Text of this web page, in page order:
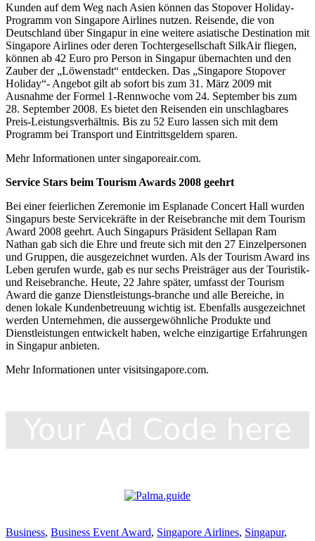
Kunden auf dem Weg nach Asien können das Stopover Holiday-
Programm von Singapore Airlines nutzen. Reisende, die von
Deutschland über Singapur in eine weitere asiatische Destination mit
Singapore Airlines oder deren Tochtergesellschaft SilkAir fliegen,
können ab 42 Euro pro Person in Singapur übernachten und den
Zauber der „Löwenstadt“ entdecken. Das „Singapore Stopover
Holiday“- Angebot gilt ab sofort bis zum 31. März 2009 mit
Ausnahme der Formel 1-Rennwoche vom 24. September bis zum
28. September 2008. Es bietet den Reisenden ein unschlagbares
Preis-Leistungsverhältnis. Bis zu 52 Euro lassen sich mit dem
Programm bei Transport und Eintrittsgeldern sparen.
Mehr Informationen unter singaporeair.com.
Service Stars beim Tourism Awards 2008 geehrt
Bei einer feierlichen Zeremonie im Esplanade Concert Hall wurden
Singapurs beste Servicekräfte in der Reisebranche mit dem Tourism
Award 2008 geehrt. Auch Singapurs Präsident Sellapan Ram
Nathan gab sich die Ehre und freute sich mit den 27 Einzelpersonen
und Gruppen, die ausgezeichnet wurden. Als der Tourism Award ins
Leben gerufen wurde, gab es nur sechs Preisträger aus der Touristik-
und Reisebranche. Heute, 22 Jahre später, umfasst der Tourism
Award die ganze Dienstleistungs-branche und alle Bereiche, in
denen lokale Kundenbetreuung wichtig ist. Ebenfalls ausgezeichnet
werden Unternehmen, die aussergewöhnliche Produkte und
Dienstleistungen entwickelt haben, welche einzigartige Erfahrungen
in Singapur anbieten.
Mehr Informationen unter visitsingapore.com.
Business, Business Event Award, Singapore Airlines, Singapur,